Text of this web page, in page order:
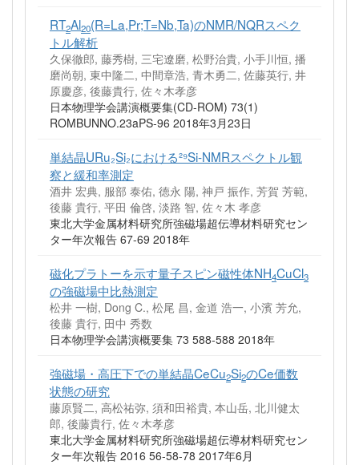
RT2Al20(R=La,Pr;T=Nb,Ta)のNMR/NQRスペク
トル解析
久保徹郎, 藤秀樹, 三宅遼磨, 松野治貴, 小手川恒, 播
磨尚朝, 東中隆二, 中間章浩, 青木勇二, 佐藤英行, 井
原慶彦, 後藤貴行, 佐々木孝彦
日本物理学会講演概要集(CD-ROM) 73(1)
ROMBUNNO.23aPS‐96 2018年3月23日
単結晶URu₂Si₂における²⁹Si-NMRスペクトル観
察と緩和率測定
酒井 宏典, 服部 泰佑, 徳永 陽, 神戸 振作, 芳賀 芳範,
後藤 貴行, 平田 倫啓, 淡路 智, 佐々木 孝彦
東北大学金属材料研究所強磁場超伝導材料研究セン
ター年次報告 67-69 2018年
磁化プラトーを示す量子スピン磁性体NH4CuCl3
の強磁場中比熱測定
松井 一樹, Dong C., 松尾 昌, 金道 浩一, 小濱 芳允,
後藤 貴行, 田中 秀数
日本物理学会講演概要集 73 588-588 2018年
強磁場・高圧下での単結晶CeCu2Si2のCe価数
状態の研究
藤原賢二, 高松祐弥, 須和田裕貴, 本山岳, 北川健太
郎, 後藤貴行, 佐々木孝彦
東北大学金属材料研究所強磁場超伝導材料研究セン
ター年次報告 2016 56‐58-78 2017年6月